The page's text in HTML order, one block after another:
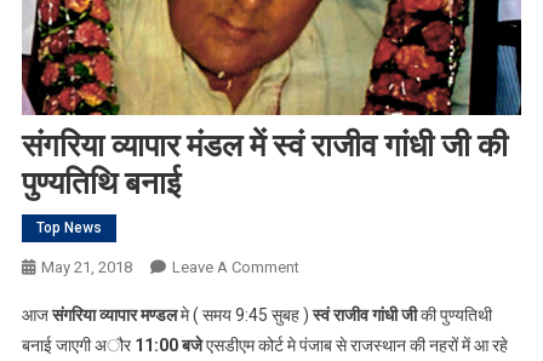
संगरिया व्यापार मंडल में स्वं राजीव गांधी जी की
पुण्यतिथि बनाई
Top News
May 21, 2018 Leave A CommentOn
व्यापार
मंडल
आजसंगरिया व्यापार मण्डलमे ( समय 9:45 सुबह )स्वं राजीव गांधी जीकी पुण्यतिथी
बनाई जाएगी अौर11:00 बजेएसडीएम कोर्ट मे पंजाब से राजस्थान की नहरों में आ रहे